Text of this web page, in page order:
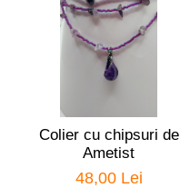
Colier cu chipsuri de
Ametist
48,00 Lei